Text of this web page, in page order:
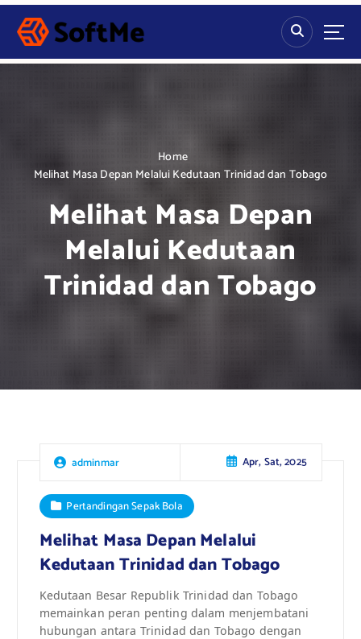
S
p
Home
Melihat Masa Depan Melalui Kedutaan Trinidad dan Tobago
Melihat Masa Depan
Melalui Kedutaan
Trinidad dan Tobago
adminmar Apr, Sat, 2025
Pertandingan Sepak Bola
Melihat Masa Depan Melalui
Kedutaan Trinidad dan Tobago
Kedutaan Besar Republik Trinidad dan Tobago
memainkan peran penting dalam menjembatani
hubungan antara Trinidad dan Tobago dengan